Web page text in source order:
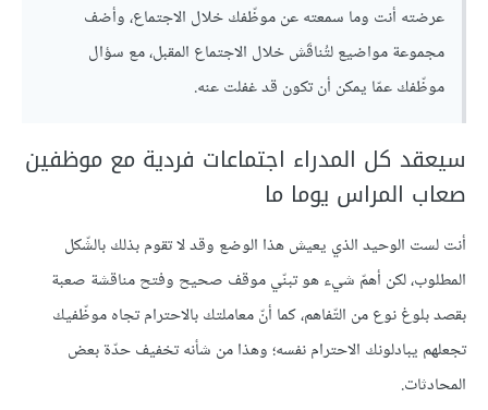
عرضته أنت وما سمعته عن موظّفك خلال الاجتماع، وأضف
مجموعة مواضيع لتُناقَش خلال الاجتماع المقبل، مع سؤال
موظّفك عمّا يمكن أن تكون قد غفلت عنه.
سيعقد كل المدراء اجتماعات فردية مع موظفين
صعاب المراس يوما ما
أنت لست الوحيد الذي يعيش هذا الوضع وقد لا تقوم بذلك بالشّكل
المطلوب، لكن أهمّ شيء هو تبنّي موقف صحيح وفتح مناقشة صعبة
بقصد بلوغ نوع من التّفاهم، كما أنّ معاملتك بالاحترام تجاه موظّفيك
تجعلهم يبادلونك الاحترام نفسه؛ وهذا من شأنه تخفيف حدّة بعض
المحادثات.